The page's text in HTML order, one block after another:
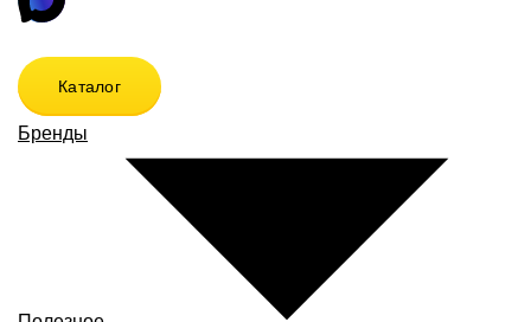
Каталог
Бренды